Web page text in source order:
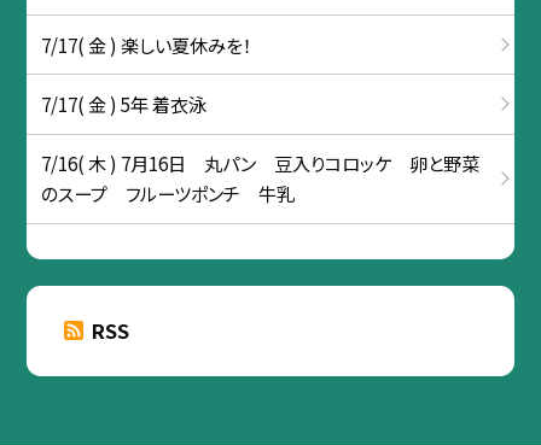
7/17( 金 ) 楽しい夏休みを！
7/17( 金 ) 5年 着衣泳
7/16( 木 ) 7月16日 丸パン 豆入りコロッケ 卵と野菜
のスープ フルーツポンチ 牛乳
RSS